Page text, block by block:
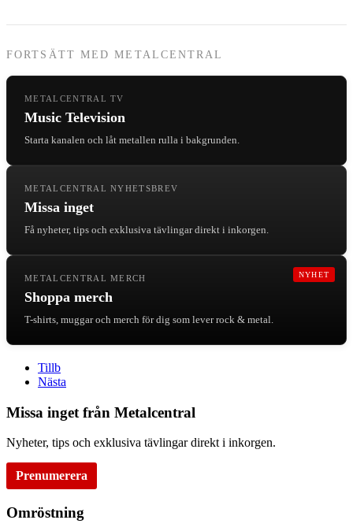
FORTSÄTT MED METALCENTRAL
METALCENTRAL TV
Music Television
Starta kanalen och låt metallen rulla i bakgrunden.
METALCENTRAL NYHETSBREV
Missa inget
Få nyheter, tips och exklusiva tävlingar direkt i inkorgen.
NYHET
METALCENTRAL MERCH
Shoppa merch
T-shirts, muggar och merch för dig som lever rock & metal.
Tillb
Nästa
Missa inget från Metalcentral
Nyheter, tips och exklusiva tävlingar direkt i inkorgen.
Prenumerera
Omröstning